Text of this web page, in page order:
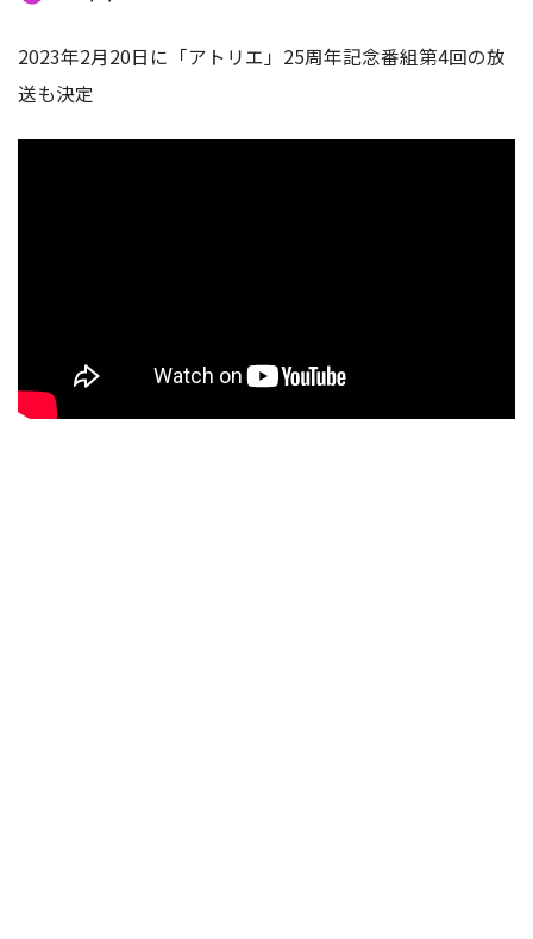
2023年2月20日に「アトリエ」25周年記念番組第4回の放
送も決定